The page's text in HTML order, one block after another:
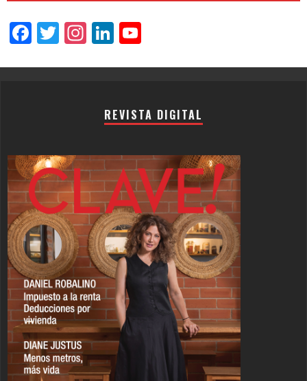
Facebook
Twitter
Instagram
LinkedIn
REVISTA DIGITAL